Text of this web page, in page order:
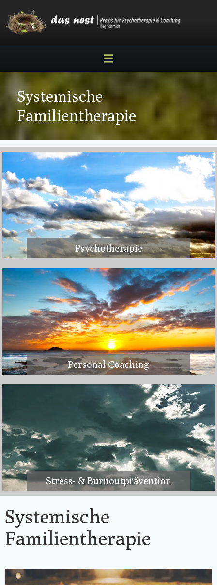
Inhalt
springen
Systemische
Familientherapie
Psychotherapie
Personal Coaching
Stress- & Burnoutprävention
Systemische
Familientherapie